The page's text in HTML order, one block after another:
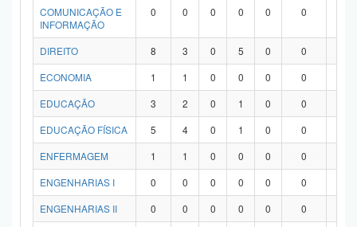
COMUNICAÇÃO E
INFORMAÇÃO
0 0 0 0 0 0
DIREITO 8 3 0 5 0 0
ECONOMIA
1 1 0 0 0 0
EDUCAÇÃO
3 2 0 1 0 0
EDUCAÇÃO FÍSICA
5 4 0 1 0 0
ENFERMAGEM
1 1 0 0 0 0
ENGENHARIAS I
0 0 0 0 0 0
ENGENHARIAS II
0 0 0 0 0 0